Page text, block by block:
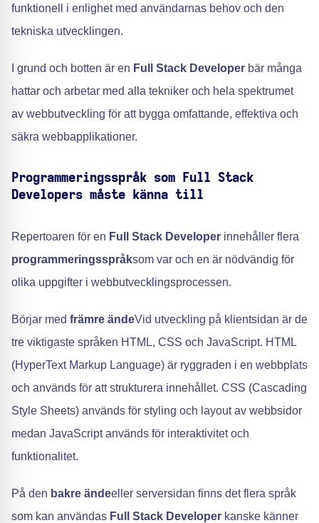
funktionell i enlighet med användarnas behov och den
tekniska utvecklingen.
I grund och botten är en Full Stack Developer bär många
hattar och arbetar med alla tekniker och hela spektrumet
av webbutveckling för att bygga omfattande, effektiva och
säkra webbapplikationer.
Programmeringsspråk som Full Stack
Developers måste känna till
Repertoaren för en Full Stack Developer innehåller flera
programmeringsspråksom var och en är nödvändig för
olika uppgifter i webbutvecklingsprocessen.
Börjar med främre ändeVid utveckling på klientsidan är de
tre viktigaste språken HTML, CSS och JavaScript. HTML
(HyperText Markup Language) är ryggraden i en webbplats
och används för att strukturera innehållet. CSS (Cascading
Style Sheets) används för styling och layout av webbsidor
medan JavaScript används för interaktivitet och
funktionalitet.
På den bakre ändeeller serversidan finns det flera språk
som kan användas Full Stack Developer kanske känner